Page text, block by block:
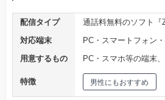
配信タイプ
通話料無料のソフト『
対応端末
PC・スマートフォン
用意するもの
PC・スマホ等の端末
特徴 男性にもおすすめ